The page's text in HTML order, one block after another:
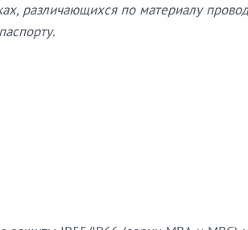
различающихся по материалу